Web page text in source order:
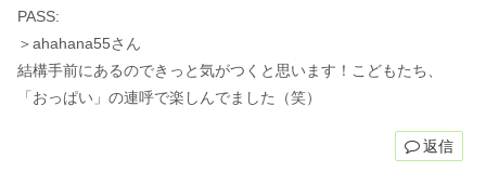
PASS:
＞ahahana55さん
結構手前にあるのできっと気がつくと思います！こどもたち、
「おっぱい」の連呼で楽しんでました（笑）
返信